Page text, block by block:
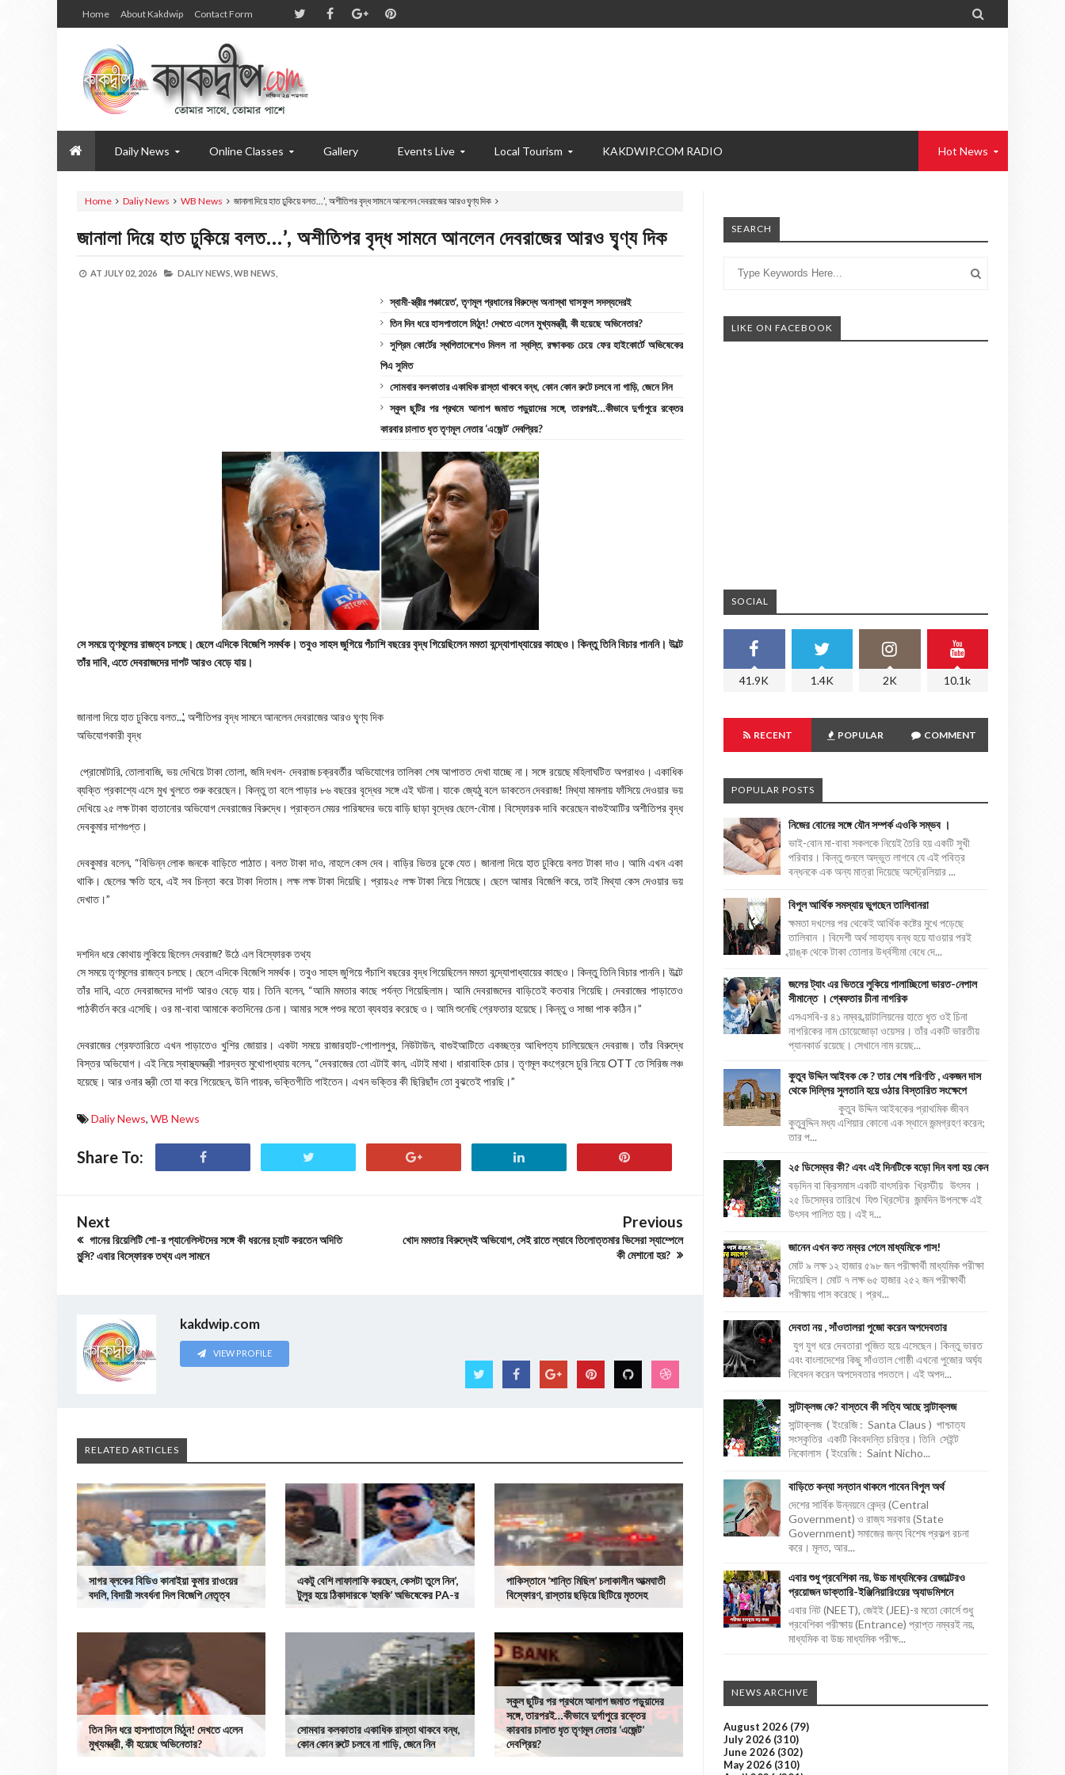
Home About Kakdwip Contact Form 
Daily News Online Classes Gallery Events Live Local Tourism KAKDWIP.COM RADIO Hot News
Home Daliy News WB News জানালা দিয়ে হাত ঢুকিয়ে বলত…’, অশীতিপর বৃদ্ধ সামনে আনলেন দেবরাজের আরও ঘৃ্ণ্য দিক
জানালা দিয়ে হাত ঢুকিয়ে বলত…’, অশীতিপর বৃদ্ধ সামনে আনলেন দেবরাজের আরও ঘৃ্ণ্য দিক
AT JULY 02, 2026 DALIY NEWS, WB NEWS,
স্বামী-স্ত্রীর পঞ্চায়েত’, তৃণমূল প্রধানের বিরুদ্ধে অনাস্থা ঘাসফুল সদস্যদেরই
তিন দিন ধরে হাসপাতালে মিঠুন! দেখতে এলেন মুখ্যমন্ত্রী, কী হয়েছে অভিনেতার?
সুপ্রিম কোর্টের স্থগিতাদেশেও মিলল না স্বস্তি, রক্ষাকবচ চেয়ে ফের হাইকোর্টে অভিষেকের
পিএ সুমিত
সোমবার কলকাতার একাধিক রাস্তা থাকবে বন্ধ, কোন কোন রুটে চলবে না গাড়ি, জেনে নিন
স্কুল ছুটির পর প্রথমে আলাপ জমাত পড়ুয়াদের সঙ্গে, তারপরই…কীভাবে দুর্গাপুরে রক্তের
কারবার চালাত ধৃত তৃণমূল নেতার ‘এজেন্ট’ দেবপ্রিয়?
সে সময়ে তৃণমূলের রাজত্ব চলছে। ছেলে এদিকে বিজেপি সমর্থক। তবুও সাহস জুগিয়ে পঁচাশি বছরের বৃদ্ধ গিয়েছিলেন মমতা বন্দ্যোপাধ্যায়ের কাছেও। কিন্তু তিনি বিচার পাননি। উল্টে
তাঁর দাবি, এতে দেবরাজদের দাপট আরও বেড়ে যায়।
জানালা দিয়ে হাত ঢুকিয়ে বলত...', অশীতিপর বৃদ্ধ সামনে আনলেন দেবরাজের আরও ঘৃ্ণ্য দিক
অভিযোগকারী বৃদ্ধ
প্রোমোটারি, তোলাবাজি, ভয় দেখিয়ে টাকা তোলা, জমি দখল- দেবরাজ চক্রবর্তীর অভিযোগের তালিকা শেষ আপাতত দেখা যাচ্ছে না। সঙ্গে রয়েছে মহিলাঘটিত অপরাধও। একাধিক
ব্যক্তি প্রকাশ্যে এসে মুখ খুলতে শুরু করেছেন। কিন্তু তা বলে পাড়ার ৮৬ বছরের বৃদ্ধের সঙ্গে এই ঘটনা। যাকে জ্যেঠু বলে ডাকতেন দেবরাজ! মিথ্যা মামলায় ফাঁসিয়ে দেওয়ার ভয়
দেখিয়ে ২৫ লক্ষ টাকা হাতানোর অভিযোগ দেবরাজের বিরুদ্ধে। প্রাক্তন মেয়র পারিষদের ভয়ে বাড়ি ছাড়া বৃদ্ধের ছেলে-বৌমা। বিস্ফোরক দাবি করেছেন বাগুইআটির অশীতিপর বৃদ্ধ
দেবকুমার দাশগুপ্ত।
দেবকুমার বলেন, “বিভিন্ন লোক জনকে বাড়িতে পাঠাত। বলত টাকা দাও, নাহলে কেস দেব। বাড়ির ভিতর ঢুকে যেত। জানালা দিয়ে হাত ঢুকিয়ে বলত টাকা দাও। আমি এখন একা
থাকি। ছেলের ক্ষতি হবে, এই সব চিন্তা করে টাকা দিতাম। লক্ষ লক্ষ টাকা দিয়েছি। প্রায়২৫ লক্ষ টাকা নিয়ে গিয়েছে। ছেলে আমার বিজেপি করে, তাই মিথ্যা কেস দেওয়ার ভয়
দেখাত।”
দশদিন ধরে কোথায় লুকিয়ে ছিলেন দেবরাজ? উঠে এল বিস্ফোরক তথ্য
সে সময়ে তৃণমূলের রাজত্ব চলছে। ছেলে এদিকে বিজেপি সমর্থক। তবুও সাহস জুগিয়ে পঁচাশি বছরের বৃদ্ধ গিয়েছিলেন মমতা বন্দ্যোপাধ্যায়ের কাছেও। কিন্তু তিনি বিচার পাননি। উল্টে
তাঁর দাবি, এতে দেবরাজদের দাপট আরও বেড়ে যায়। তিনি বলেন, “আমি মমতার কাছে পর্যন্ত গিয়েছিলাম। আমি দেবরাজদের বাড়িতেই কতবার গিয়েছি। দেবরাজের পাড়াতেও
পাঠকীর্তন করে এসেছি। ওর মা-বাবা আমাকে কতদিনের চেনা। আমার সঙ্গে পশুর মতো ব্যবহার করেছে ও। আমি শুনেছি গ্রেফতার হয়েছে। কিন্তু ও সাজা পাক কঠিন।”
দেবরাজের গ্রেফতারিতে এখন পাড়াতেও খুশির জোয়ার। একটা সময়ে রাজারহাট-গোপালপুর, নিউটাউন, বাগুইআটিতে একচ্ছত্র আধিপত্য চালিয়েছেন দেবরাজ। তাঁর বিরুদ্ধে
বিস্তর অভিযোগ। এই নিয়ে স্বাস্থ্যমন্ত্রী শারদ্বত মুখোপাধ্যায় বলেন, “দেবরাজের তো এটাই কান, এটাই মাথা। ধারাবাহিক চোর। তৃণমূল কংগ্রেসে চুরি নিয়ে OTT তে সিরিজ লঞ্চ
হয়েছে। আর ওনার স্ত্রী তো যা করে গিয়েছেন, উনি গায়ক, ভক্তিগীতি গাইতেন। এখন ভক্তির কী ছিরিছাঁদ তো বুঝতেই পারছি।”
Daliy News, WB News
Share To:
Next
গানের রিয়েলিটি শো-র প্যানেলিস্টদের সঙ্গে কী ধরনের চ্যাট করতেন অদিতি
মুন্সি? এবার বিস্ফোরক তথ্য এল সামনে
Previous
খোদ মমতার বিরুদ্ধেই অভিযোগ, সেই রাতে ল্যাবে তিলোত্তমার ভিসেরা স্যাম্পেলে
কী মেশানো হয়?
kakdwip.com
VIEW PROFILE
RELATED ARTICLES
সাগর ব্লকের বিডিও কানাইয়া কুমার রাওয়ের
বদলি, বিদায়ী সংবর্ধনা দিল বিজেপি নেতৃত্ব
একটু বেশি লাফালাফি করছেন, কেসটা তুলে নিন’,
টুলুর হয়ে ঠিকাদারকে ‘হুমকি’ অভিষেকের PA-র
পাকিস্তানে ‘শান্তি মিছিল’ চলাকালীন আত্মঘাতী
বিস্ফোরণ, রাস্তায় ছড়িয়ে ছিটিয়ে মৃতদেহ
তিন দিন ধরে হাসপাতালে মিঠুন! দেখতে এলেন
মুখ্যমন্ত্রী, কী হয়েছে অভিনেতার?
সোমবার কলকাতার একাধিক রাস্তা থাকবে বন্ধ,
কোন কোন রুটে চলবে না গাড়ি, জেনে নিন
স্কুল ছুটির পর প্রথমে আলাপ জমাত পড়ুয়াদের
সঙ্গে, তারপরই…কীভাবে দুর্গাপুরে রক্তের
কারবার চালাত ধৃত তৃণমূল নেতার ‘এজেন্ট’
দেবপ্রিয়?
SEARCH
LIKE ON FACEBOOK
SOCIAL
41.9K 1.4K 2K 10.1k
RECENT POPULAR COMMENT
POPULAR POSTS
নিজের বোনের সঙ্গে যৌন সম্পর্ক এওকি সম্ভব ।
ভাই-বোন মা-বাবা সকলকে নিয়েই তৈরি হয় একটি সুখী
পরিবার। কিন্তু শুনলে অদ্ভুত লাগবে যে এই পবিত্র
বন্ধনকে এক অন্য মাত্রা দিয়েছে অস্ট্রেলিয়ার ...
বিপুল আর্থিক সমস্যায় ভুগছেন তালিবানরা
ক্ষমতা দখলের পর থেকেই আর্থিক কষ্টের মুখে পড়েছে
তালিবান । বিদেশী অর্থ সাহায্য বন্ধ হয়ে যাওয়ার পরই
ব্য়াঙ্ক থেকে টাকা তোলার উর্ধ্বসীমা বেধে দে...
জলের ট্যাং এর ভিতরে লুকিয়ে পালাচ্ছিলো ভারত-নেপাল
সীমান্তে । গ্ৰেফতার চীনা নাগরিক
এসএসবি-র ৪১ নম্বর ব্য়াটালিয়নের হাতে ধৃত ওই চিনা
নাগরিকের নাম চোয়েজোড়া ওয়েসর। তাঁর একটি ভারতীয়
প্যানকার্ড রয়েছে। সেখানে নাম রয়েছ...
কুতুব উদ্দিন আইবক কে ? তার শেষ পরিণতি , একজন দাস
থেকে দিল্লির সুলতানি হয়ে ওঠার বিস্তারিত সংক্ষেপে
কুতুব উদ্দিন আইবকের প্রাথমিক জীবন
কুতুবুদ্দিন মধ্য এশিয়ার কোনো এক স্থানে জন্মগ্রহণ করেন;
তার প...
২৫ ডিসেম্বর কী? এবং এই দিনটিকে বড়ো দিন বলা হয় কেন
বড়দিন বা ক্রিসমাস একটি বাৎসরিক খ্রিস্টীয় উৎসব ।
২৫ ডিসেম্বর তারিখে যিশু খ্রিস্টের জন্মদিন উপলক্ষে এই
উৎসব পালিত হয়। এই দ...
জানেন এখন কত নম্বর পেলে মাধ্যমিকে পাস!
মোট ৯ লক্ষ ১২ হাজার ৫৯৮ জন পরীক্ষার্থী মাধ্যমিক পরীক্ষা
দিয়েছিল। মোট ৭ লক্ষ ৬৫ হাজার ২৫২ জন পরীক্ষার্থী
পরীক্ষায় পাস করেছে। প্রথ...
দেবতা নয় , সাঁওতালরা পুজো করেন অপদেবতার
যুগ যুগ ধরে দেবতারা পূজিত হয়ে এসেছেন। কিন্তু ভারত
এবং বাংলাদেশের কিছু সাঁওতাল গোষ্ঠী এখনো পুজোর অর্ঘ্য
নিবেদন করেন অপদেবতার পদতলে। এই অপদ...
সান্টাক্লজ কে? বাস্তবে কী সত্যি আছে সান্টাক্লজ
সান্টাক্লজ ( ইংরেজি : Santa Claus ) পাশ্চাত্য
সংস্কৃতির একটি কিংবদন্তি চরিত্র। তিনি সেইন্ট
নিকোলাস ( ইংরেজি : Saint Nicho...
বাড়িতে কন্যা সন্তান থাকলে পাবেন বিপুল অর্থ
দেশের সার্বিক উন্নয়নে কেন্দ্র (Central
Government) ও রাজ্য সরকার (State
Government) সমাজের জন্য বিশেষ প্রকল্প রচনা
করে। মূলত, আর...
এবার শুধু প্রবেশিকা নয়, উচ্চ মাধ্যমিকের রেজাল্টেরও
প্রয়োজন ডাক্তারি-ইঞ্জিনিয়ারিংয়ের অ্যাডমিশনে
এবার নিট (NEET), জেইই (JEE)-র মতো কোর্সে শুধু
প্রবেশিকা পরীক্ষায় (Entrance) প্রাপ্ত নম্বরই নয়,
মাধ্যমিক বা উচ্চ মাধ্যমিক পরীক্ষ...
NEWS ARCHIVE
August 2026 (79)
July 2026 (310)
June 2026 (302)
May 2026 (310)